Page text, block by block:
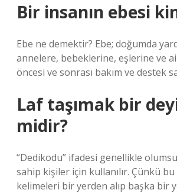
Bir insanın ebesi
Ebe ne demektir? Ebe; doğumda
annelere, bebeklerine, eşlerine ve
öncesi ve sonrası bakım ve destek
Laf taşımak bir
midir?
“Dedikodu” ifadesi genellikle
sahip kişiler için kullanılır. Çünkü
kelimeleri bir yerden alıp başka bir